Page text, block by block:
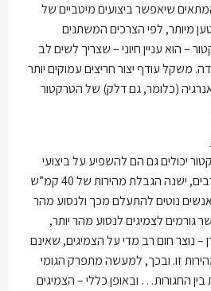
שיאפשר ביצועים מיטביים של
מיותר, לפי הצרכים המשתנים
– הוא עניין חיוני – שצריך לשים לב
משקל עודף יצור חריצים עמוקים יותר
(כלומר, גם דלק) של הטרקטור
יכולים גם הם להשפיע על ביצועי
הטרקטור. לצמיגי טרקטור רבים, ישנה הגבלת מהירות של 40 קמ”ש
נוטים להתעלם מכך ולנסוע מהר
גורמים לצמיגים לנסוע מהר יותר,
– נוצר חום רב מדי על הצמיגים, שאינם
זו. ובכך, למעשה מתפרק הגומי
החגורות… ובאופן כללי – הצמיגים